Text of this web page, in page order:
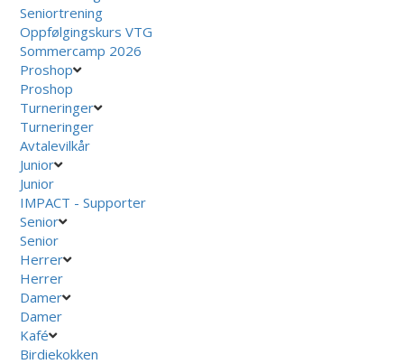
Seniortrening
Oppfølgingskurs VTG
Sommercamp 2026
Proshop
Proshop
Turneringer
Turneringer
Avtalevilkår
Junior
Junior
IMPACT - Supporter
Senior
Senior
Herrer
Herrer
Damer
Damer
Kafé
Birdiekokken